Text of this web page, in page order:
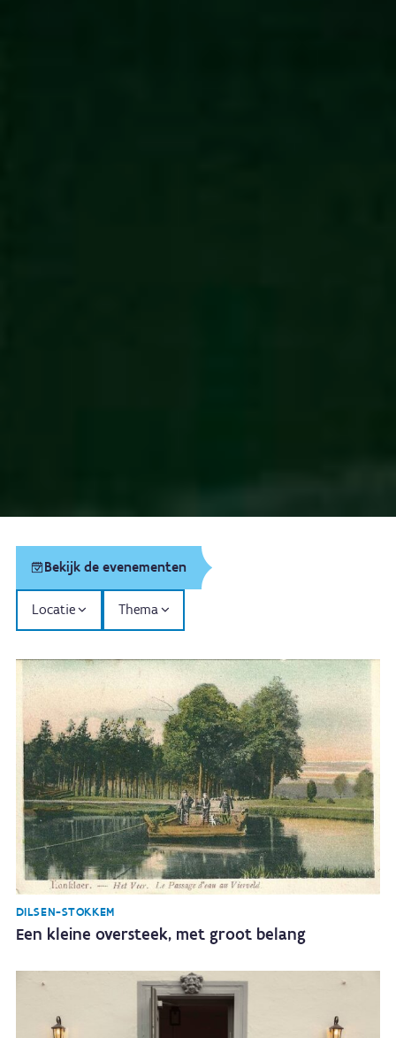
Locatie Thema
Bekijk de evenementen
DILSEN-STOKKEM
Een kleine oversteek, met groot belang